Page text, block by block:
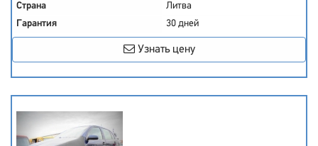
Страна
Литва
Гарантия
30 дней
Узнать цену